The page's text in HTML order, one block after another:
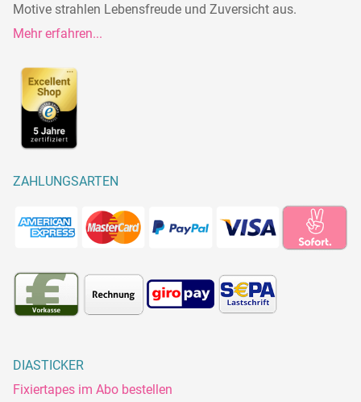
Motive strahlen Lebensfreude und Zuversicht aus.
Mehr erfahren...
ZAHLUNGSARTEN
DIASTICKER
Fixiertapes im Abo bestellen